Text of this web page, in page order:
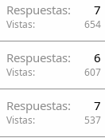
Respuestas 7
Vistas 654
Respuestas 6
Vistas 607
Respuestas 7
Vistas 537